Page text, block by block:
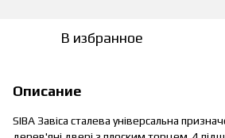
В избранное
Описание
SIBA Завіса сталева універсальна